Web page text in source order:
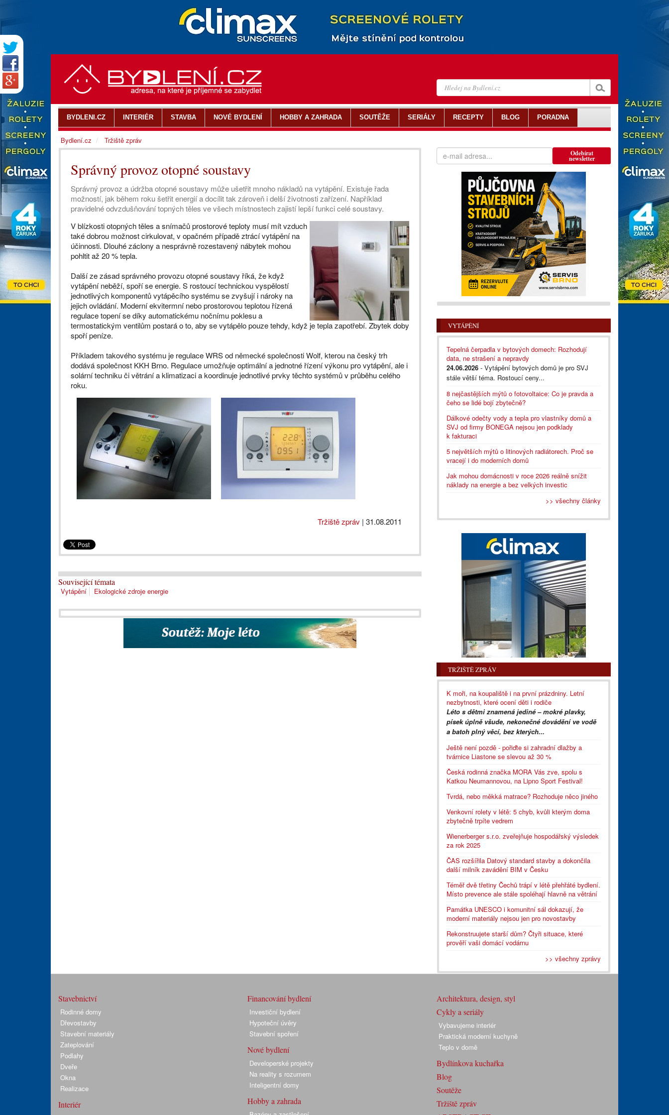
Správný provoz otopné soustavy
Správný provoz a údržba otopné soustavy může ušetřit mnoho nákladů na vytápění. Existuje řada
možností, jak během roku šetřit energií a docílit tak zároveň i delší životnosti zařízení. Například
pravidelné odvzdušňování topných těles ve všech místnostech zajistí lepší funkci celé soustavy.
V blízkosti otopných těles a snímačů prostorové teploty musí mít vzduch
také dobrou možnost cirkulovat, v opačném případě ztrácí vytápění na
účinnosti. Dlouhé záclony a nesprávně rozestavený nábytek mohou
pohltit až 20 % tepla.
Další ze zásad správného provozu otopné soustavy říká, že když
vytápění neběží, spoří se energie. S rostoucí technickou vyspělostí
jednotlivých komponentů vytápěcího systému se zvyšují i nároky na
jejich ovládání. Moderní ekvitermní nebo prostorovou teplotou řízená
regulace topení se díky automatickému nočnímu poklesu a
termostatickým ventilům postará o to, aby se vytápělo pouze tehdy, když je tepla zapotřebí. Zbytek doby
spoří peníze.
Příkladem takového systému je regulace WRS od německé společnosti Wolf, kterou na český trh
dodává společnost KKH Brno. Regulace umožňuje optimální a jednotné řízení výkonu pro vytápění, ale i
solární techniku či větrání a klimatizaci a koordinuje jednotlivé prvky těchto systémů v průběhu celého
roku.
Tržiště zpráv | 31.08.2011
Související témata
Vytápění Ekologické zdroje energie
Odebírat
newsletter
VYTÁPĚNÍ
Tepelná čerpadla v bytových domech: Rozhodují
data, ne strašení a nepravdy
24.06.2026 - Vytápění bytových domů je pro SVJ
stále větší téma. Rostoucí ceny...
8 nejčastějších mýtů o fotovoltaice: Co je pravda a
čeho se lidé bojí zbytečně?
Dálkové odečty vody a tepla pro vlastníky domů a
SVJ od firmy BONEGA nejsou jen podklady
k fakturaci
5 největších mýtů o litinových radiátorech. Proč se
vracejí i do moderních domů
Jak mohou domácnosti v roce 2026 reálně snížit
náklady na energie a bez velkých investic
>> všechny články
TRŽIŠTĚ ZPRÁV
K moři, na koupaliště i na první prázdniny. Letní
nezbytnosti, které ocení děti i rodiče
Léto s dětmi znamená jediné – mokré plavky,
písek úplně všude, nekonečné dovádění ve vodě
a batoh plný věcí, bez kterých...
Ještě není pozdě - pořiďte si zahradní dlažby a
tvárnice Liastone se slevou až 30 %
Česká rodinná značka MORA Vás zve, spolu s
Katkou Neumannovou, na Lipno Sport Festival!
Tvrdá, nebo měkká matrace? Rozhoduje něco jiného
Venkovní rolety v létě: 5 chyb, kvůli kterým doma
zbytečně trpíte vedrem
Wienerberger s.r.o. zveřejňuje hospodářský výsledek
za rok 2025
ČAS rozšířila Datový standard stavby a dokončila
další milník zavádění BIM v Česku
Téměř dvě třetiny Čechů trápí v létě přehřáté bydlení.
Místo prevence ale stále spoléhají hlavně na větrání
Památka UNESCO i komunitní sál dokazují, že
moderní materiály nejsou jen pro novostavby
Rekonstruujete starší dům? Čtyři situace, které
prověří vaši domácí vodárnu
>> všechny zprávy
BYDLENI.CZ INTERIÉR STAVBA NOVÉ BYDLENÍ HOBBY A ZAHRADA SOUTĚŽE SERIÁLY RECEPTY BLOG PORADNA
Bydlení.cz Tržiště zpráv
Stavebnictví
Rodinné domy
Dřevostavby
Stavební materiály
Zateplování
Podlahy
Dveře
Okna
Realizace
Interiér
Financování bydlení
Investiční bydlení
Hypoteční úvěry
Stavební spoření
Nové bydlení
Developerské projekty
Na reality s rozumem
Inteligentní domy
Hobby a zahrada
Architektura, design, styl
Cykly a seriály
Vybavujeme interiér
Praktická moderní kuchyně
Teplo v domě
Bydlínkova kuchařka
Blog
Soutěže
Tržiště zpráv